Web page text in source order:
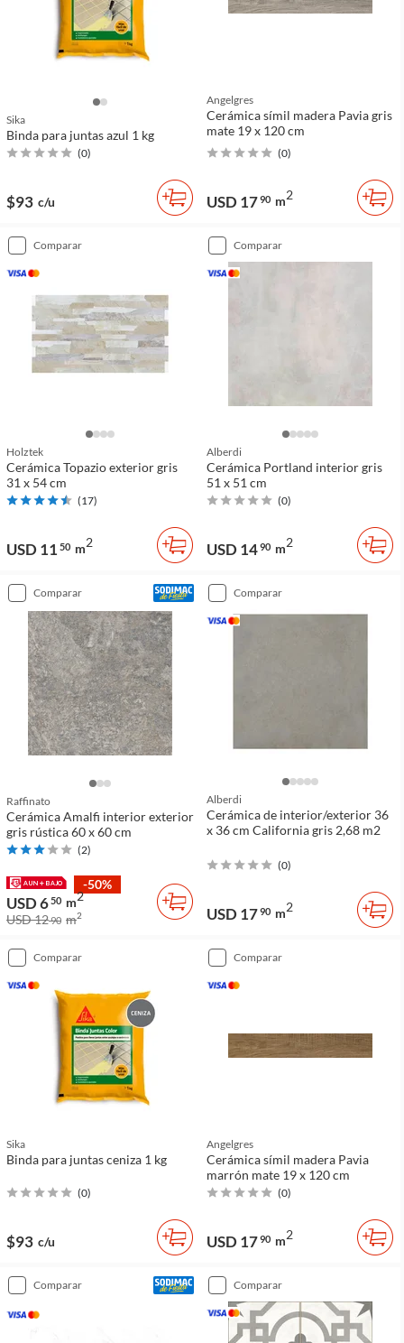
Sika
Binda para juntas azul 1 kg
(0)
$93 c/u
Angelgres
Cerámica símil madera Pavia gris
mate 19 x 120 cm
(0)
USD 1790 m2
comparar
Holztek
Cerámica Topazio exterior gris
31 x 54 cm
(17)
USD 11 50 m2
comparar
Alberdi
Cerámica Portland interior gris
51 x 51 cm
(0)
USD 1490 m2
comparar
Raffinato
Cerámica Amalfi interior exterior
gris rústica 60 x 60 cm
(2)
-50%
USD 6 50 m2
USD 1290 m2
comparar
Alberdi
Cerámica de interior/exterior 36
x 36 cm California gris 2,68 m2
(0)
USD 1790 m2
comparar
Sika
Binda para juntas ceniza 1 kg
(0)
$93 c/u
comparar
Angelgres
Cerámica símil madera Pavia
marrón mate 19 x 120 cm
(0)
USD 1790 m2
comparar comparar